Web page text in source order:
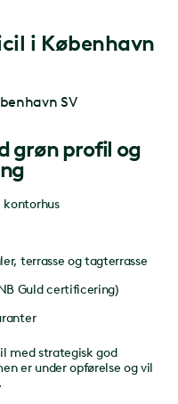
i København
SV
grøn profil og
terrasse og tagterrasse
Guld certificering)
med strategisk god
er under opførelse og vil